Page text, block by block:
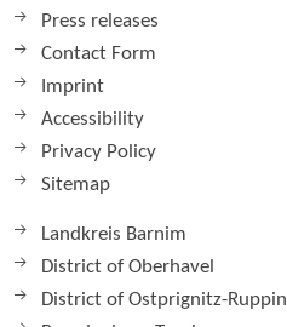
Press releases
Contact Form
Imprint
Accessibility
Privacy Policy
Sitemap
Landkreis Barnim
District of Oberhavel
District of Ostprignitz-Ruppin